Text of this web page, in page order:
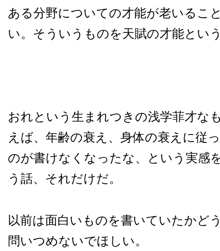
ある分野についての才能が老いるこ
い。そういうものを天賦の才能とい
おれという生まれつきの浅学菲才な
えば、年齢の衰え、身体の衰えに従
のが書けなくなったな、という実感
う話、それだけだ。
以前は面白いものを書いていたかど
問いつめないでほしい。